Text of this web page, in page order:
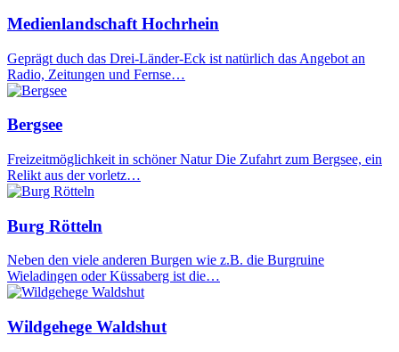
Medienlandschaft Hochrhein
Geprägt duch das Drei-Länder-Eck ist natürlich das Angebot an
Radio, Zeitungen und Fernse…
Bergsee
Freizeitmöglichkeit in schöner Natur Die Zufahrt zum Bergsee, ein
Relikt aus der vorletz…
Burg Rötteln
Neben den viele anderen Burgen wie z.B. die Burgruine
Wieladingen oder Küssaberg ist die…
Wildgehege Waldshut